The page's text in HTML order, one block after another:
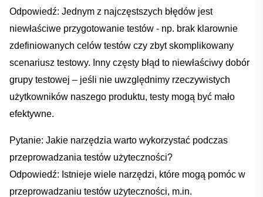
Odpowiedź: Jednym z najczęstszych błędów jest
niewłaściwe przygotowanie ⁣testów -‍ np. brak klarownie⁢
zdefiniowanych‌ celów testów ‍czy zbyt ‍skomplikowany
scenariusz testowy. Inny częsty ‌błąd to niewłaściwy ‍dobór
⁣grupy testowej‍ – jeśli nie uwzględnimy rzeczywistych
użytkowników naszego produktu,⁣ testy mogą być mało
efektywne.
Pytanie: Jakie narzędzia warto wykorzystać ​podczas
przeprowadzania testów użyteczności?
Odpowiedź: Istnieje wiele narzędzi, które⁣ mogą⁣ pomóc w
przeprowadzaniu testów użyteczności, m.in.‌